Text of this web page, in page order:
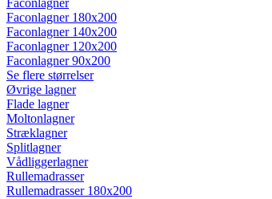
Faconlagner
Faconlagner 180x200
Faconlagner 140x200
Faconlagner 120x200
Faconlagner 90x200
Se flere størrelser
Øvrige lagner
Flade lagner
Moltonlagner
Stræklagner
Splitlagner
Vådliggerlagner
Rullemadrasser
Rullemadrasser 180x200